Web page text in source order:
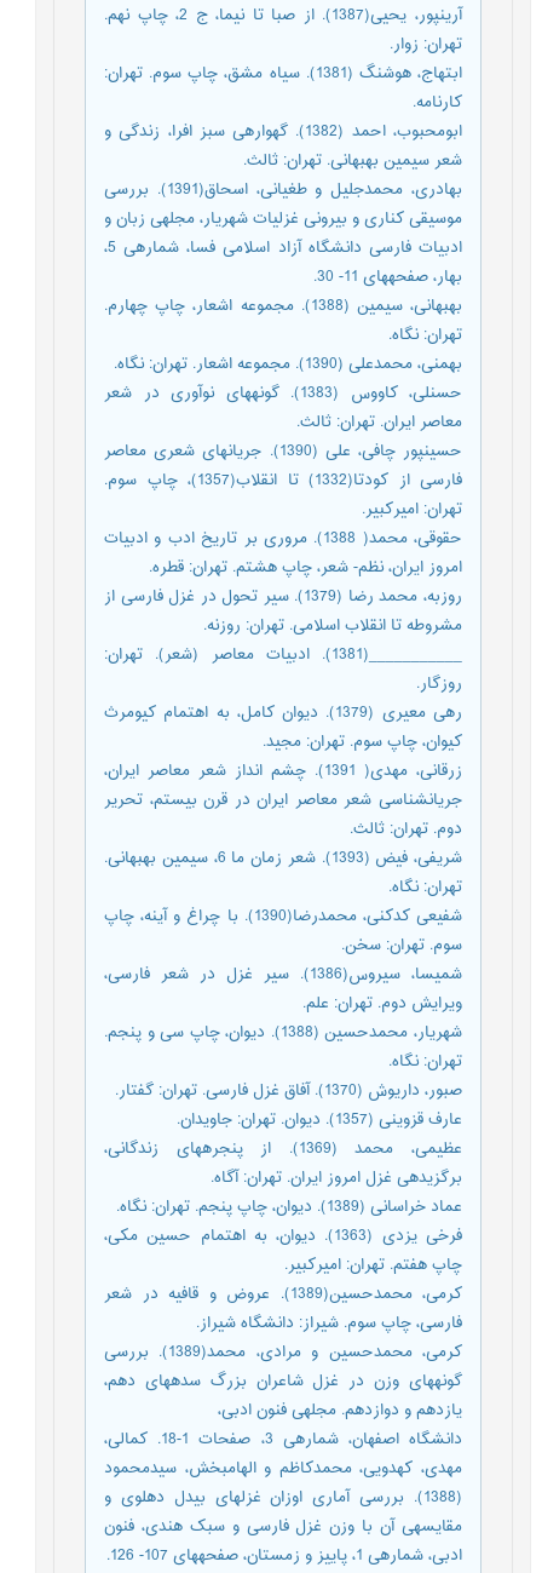
آرین‏پور، یحیی(1387). از صبا تا نیما، ج 2، چاپ نهم.
تهران: زوار.
ابتهاج، هوشنگ (1381). سیاه مشق، چاپ سوم. تهران:
کارنامه.
ابومحبوب، احمد (1382). گهواره‏ی سبز افرا، زندگی و
شعر سیمین بهبهانی. تهران: ثالث.
بهادری، محمدجلیل و طغیانی، اسحاق(1391). بررسی
موسیقی کناری و بیرونی غزلیات شهریار، مجله‏ی زبان و
ادبیات فارسی دانشگاه آزاد اسلامی فسا، شماره‏ی 5،
بهار، صفحه‏های 11- 30.
بهبهانی، سیمین (1388). مجموعه اشعار، چاپ چهارم.
تهران: نگاه.
بهمنی، محمدعلی (1390). مجموعه اشعار. تهران: نگاه.
حسن‏لی، کاووس (1383). گونه‏های نوآوری در شعر
معاصر ایران. تهران: ثالث.
حسین‏پور چافی، علی (1390). جریان‏های شعری معاصر
فارسی از کودتا(1332) تا انقلاب(1357)، چاپ سوم.
تهران: امیرکبیر.
حقوقی، محمد( 1388). مروری بر تاریخ ادب و ادبیات
امروز ایران، نظم- شعر، چاپ هشتم. تهران: قطره.
روزبه، محمد رضا (1379). سیر تحول در غزل فارسی از
مشروطه تا انقلاب اسلامی. تهران: روزنه.
___________(1381). ادبیات معاصر (شعر). تهران:
روزگار.
رهی معیری (1379). دیوان کامل، به اهتمام کیومرث
کیوان، چاپ سوم. تهران: مجید.
زرقانی، مهدی( 1391). چشم انداز شعر معاصر ایران،
جریان‏شناسی شعر معاصر ایران در قرن بیستم، تحریر
دوم. تهران: ثالث.
شریفی، فیض (1393). شعر زمان ما 6، سیمین بهبهانی.
تهران: نگاه.
شفیعی کدکنی، محمدرضا(1390). با چراغ و آینه، چاپ
سوم. تهران: سخن.
شمیسا، سیروس(1386). سیر غزل در شعر فارسی،
ویرایش دوم. تهران: علم.
شهریار، محمدحسین (1388). دیوان، چاپ سی و پنجم.
تهران: نگاه.
صبور، داریوش (1370). آفاق غزل فارسی. تهران: گفتار.
عارف قزوینی (1357). دیوان. تهران: جاویدان.
عظیمی، محمد (1369). از پنجره‏های زندگانی،
برگزیده‏ی غزل امروز ایران. تهران: آگاه.
عماد خراسانی (1389). دیوان، چاپ پنجم. تهران: نگاه.
فرخی یزدی (1363). دیوان، به اهتمام حسین مکی،
چاپ هفتم. تهران: امیرکبیر.
کرمی، محمدحسین(1389). عروض و قافیه در شعر
فارسی، چاپ سوم. شیراز: دانشگاه شیراز.
کرمی، محمدحسین و مرادی، محمد(1389). بررسی
گونه‏های وزن در غزل شاعران بزرگ سده‏های دهم،
یازدهم و دوازدهم. مجله‏ی فنون ادبی،
دانشگاه اصفهان، شماره‏ی 3، صفحات 1-18. کمالی،
مهدی، کهدویی، محمدکاظم و الهام‏بخش، سیدمحمود
(1388). بررسی آماری اوزان غزل‏های بیدل دهلوی و
مقایسه‏ی آن با وزن غزل فارسی و سبک هندی، فنون
ادبی، شماره‏ی 1، پاییز و زمستان، صفحه‏های 107- 126.